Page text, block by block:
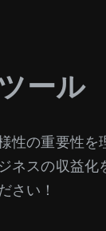
ール
性の重要性を
ネスの収益化
さい！